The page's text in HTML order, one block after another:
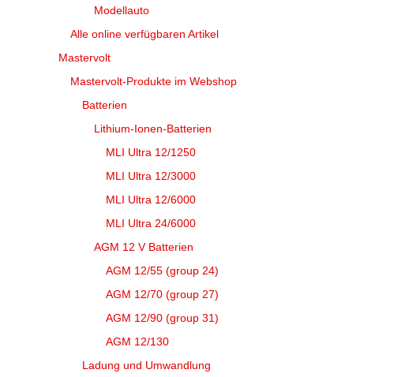
Modellauto
Alle online verfügbaren Artikel
Mastervolt
Mastervolt-Produkte im Webshop
Batterien
Lithium-Ionen-Batterien
MLI Ultra 12/1250
MLI Ultra 12/3000
MLI Ultra 12/6000
MLI Ultra 24/6000
AGM 12 V Batterien
AGM 12/55 (group 24)
AGM 12/70 (group 27)
AGM 12/90 (group 31)
AGM 12/130
Ladung und Umwandlung